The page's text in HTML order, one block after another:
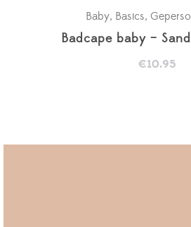
Baby, Basics,
Badcape baby –
€10.95